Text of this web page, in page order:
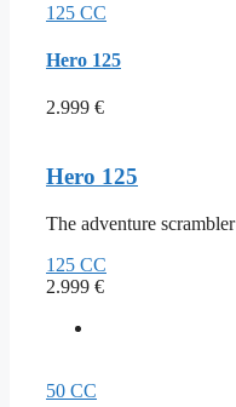
125 CC
Hero 125
2.999 €
Hero 125
The adventure scrambler
125 CC
2.999 €
50 CC